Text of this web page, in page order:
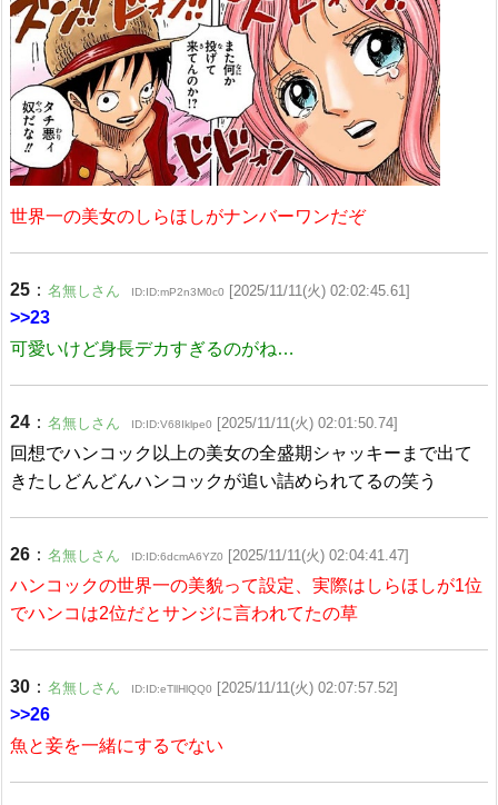
世界一の美女のしらほしがナンバーワンだぞ
25 ： 名無しさん ID:ID:mP2n3M0c0 [2025/11/11(火) 02:02:45.61]
>>23
可愛いけど身長デカすぎるのがね…
24 ： 名無しさん ID:ID:V68Iklpe0 [2025/11/11(火) 02:01:50.74]
回想でハンコック以上の美女の全盛期シャッキーまで出て
きたしどんどんハンコックが追い詰められてるの笑う
26 ： 名無しさん ID:ID:6dcmA6YZ0 [2025/11/11(火) 02:04:41.47]
ハンコックの世界一の美貌って設定、実際はしらほしが1位
でハンコは2位だとサンジに言われてたの草
30 ： 名無しさん ID:ID:eTllHlQQ0 [2025/11/11(火) 02:07:57.52]
>>26
魚と妾を一緒にするでない